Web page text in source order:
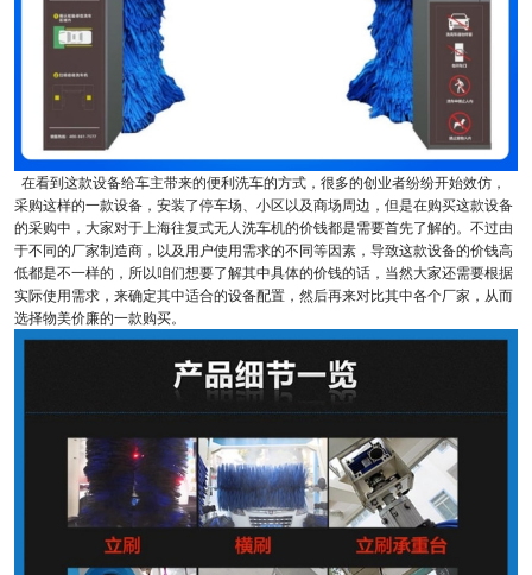
在看到这款设备给车主带来的便利洗车的方式，很多的创业者纷纷开始效仿，
采购这样的一款设备，安装了停车场、小区以及商场周边，但是在购买这款设备
的采购中，大家对于上海往复式无人洗车机的价钱都是需要首先了解的。不过由
于不同的厂家制造商，以及用户使用需求的不同等因素，导致这款设备的价钱高
低都是不一样的，所以咱们想要了解其中具体的价钱的话，当然大家还需要根据
实际使用需求，来确定其中适合的设备配置，然后再来对比其中各个厂家，从而
选择物美价廉的一款购买。